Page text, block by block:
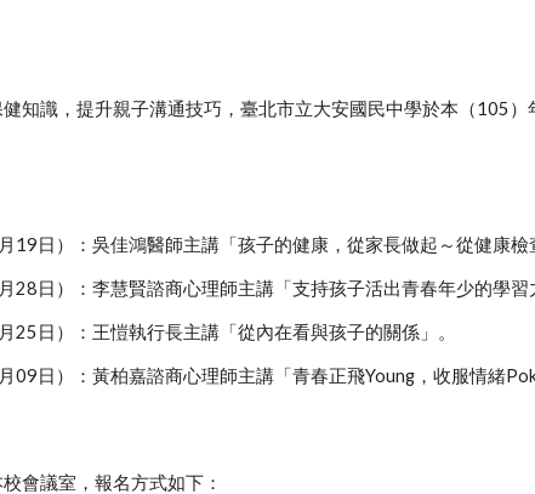
知識，提升親子溝通技巧，臺北市立大安國民中學於本（105
19日）：吳佳鴻醫師主講「孩子的健康，從家長做起～從健康檢
28日）：李慧賢諮商心理師主講「支持孩子活出青春年少的學習
25日）：王愷執行長主講「從內在看與孩子的關係」。
09日）：黃柏嘉諮商心理師主講「青春正飛Young，收服情緒
會議室，報名方式如下：